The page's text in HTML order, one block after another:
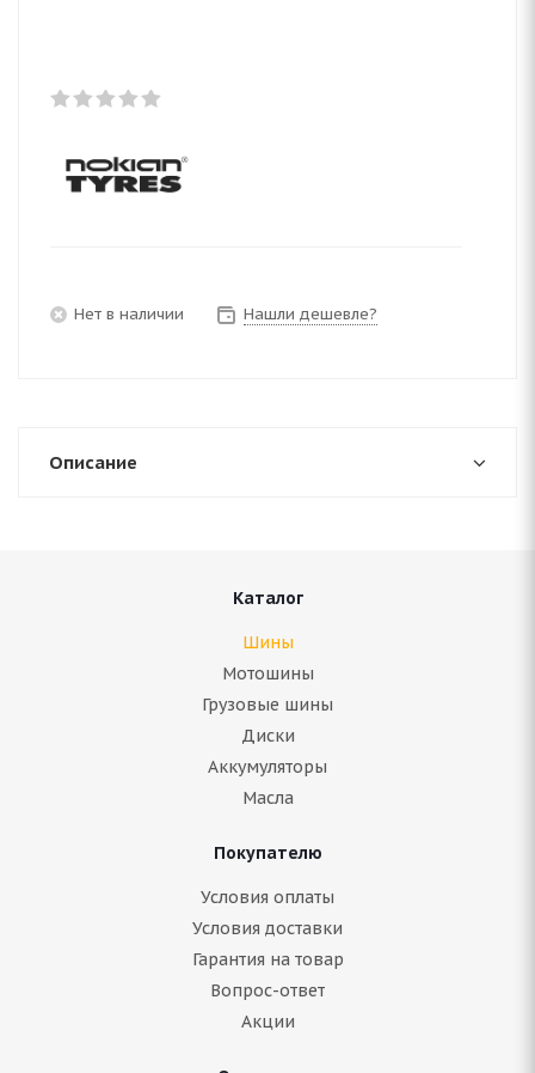
Нет в наличии Нашли дешевле?
Описание
Каталог
Шины
Мотошины
Грузовые шины
Диски
Аккумуляторы
Масла
Покупателю
Условия оплаты
Условия доставки
Гарантия на товар
Вопрос-ответ
Акции